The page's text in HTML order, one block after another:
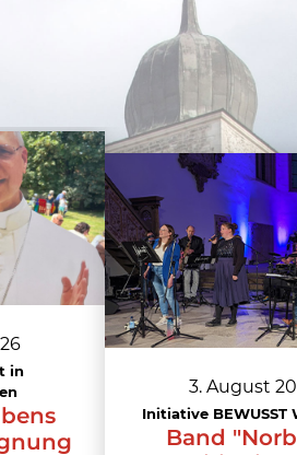
in
3. August
Initiative BEWUSST
Band